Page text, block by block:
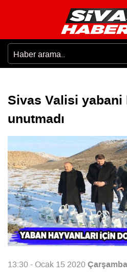
Sivas Valisi yabani
unutmadı
13:30 - Ocak 15 2020Çarşamba